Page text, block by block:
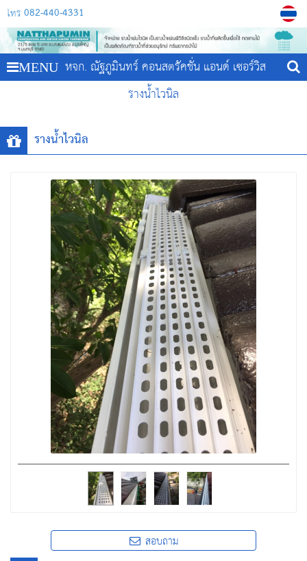
โทร 082-440-4331
MENU หจก. ณัฐภูมินทร์ คอนสตรัคชั่น แอนด์ เซอร์วิส
รางน้ำไวนิล
รางน้ำไวนิล
สอบถาม